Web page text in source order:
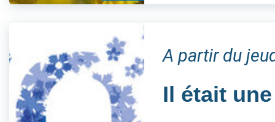
A partir du
Il était